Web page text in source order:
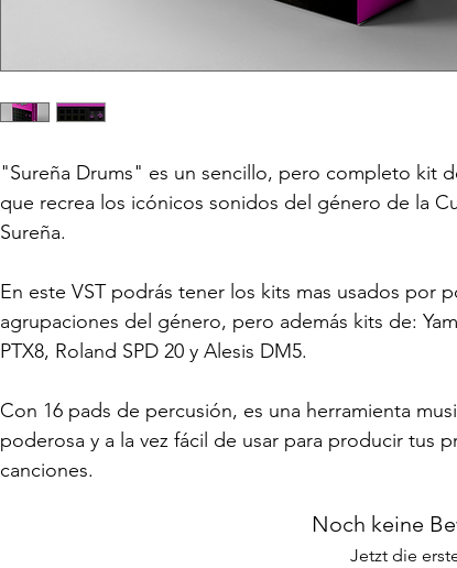
"Sureña Drums" es un sencillo, pero completo kit
que recrea los icónicos sonidos del género de la
Sureña.
En este VST podrás tener los kits mas usados por
agrupaciones del género, pero además kits de:
PTX8, Roland SPD 20 y Alesis DM5.
Con 16 pads de percusión, es una herramienta
poderosa y a la vez fácil de usar para producir tus
canciones.
Noch keine
Jetzt die